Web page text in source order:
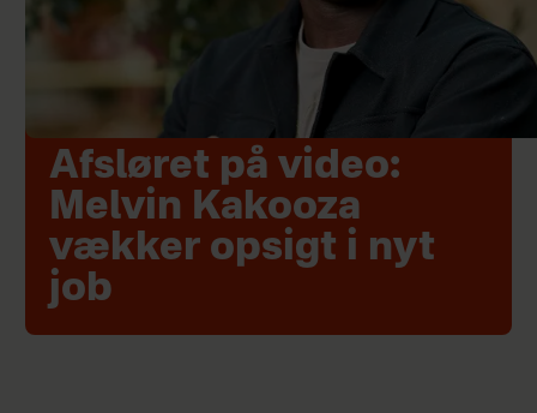
Afsløret på video:
Melvin Kakooza
vækker opsigt i nyt
job